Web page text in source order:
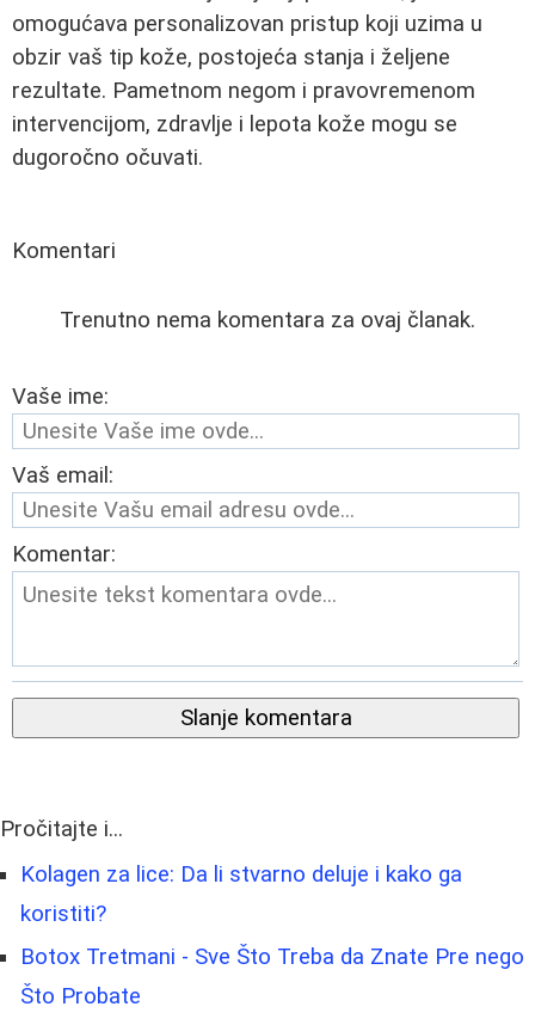
omogućava personalizovan pristup koji uzima u
obzir vaš tip kože, postojeća stanja i željene
rezultate. Pametnom negom i pravovremenom
intervencijom, zdravlje i lepota kože mogu se
dugoročno očuvati.
Komentari
Trenutno nema komentara za ovaj članak.
Vaše ime:
Vaš email:
Komentar:
Slanje komentara
Pročitajte i...
Kolagen za lice: Da li stvarno deluje i kako ga
koristiti?
Botox Tretmani - Sve Što Treba da Znate Pre nego
Što Probate